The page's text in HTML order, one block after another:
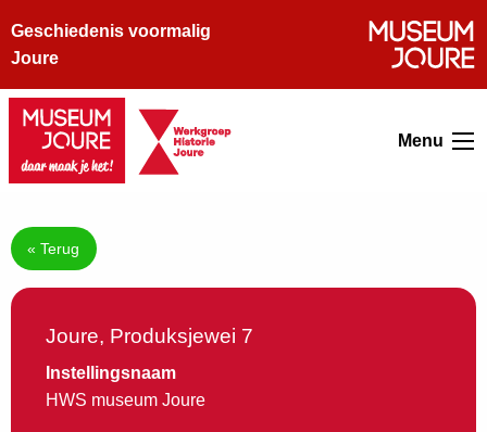
Geschiedenis voormalig
Joure
Menu
« Terug
Joure, Produksjewei 7
Instellingsnaam
HWS museum Joure